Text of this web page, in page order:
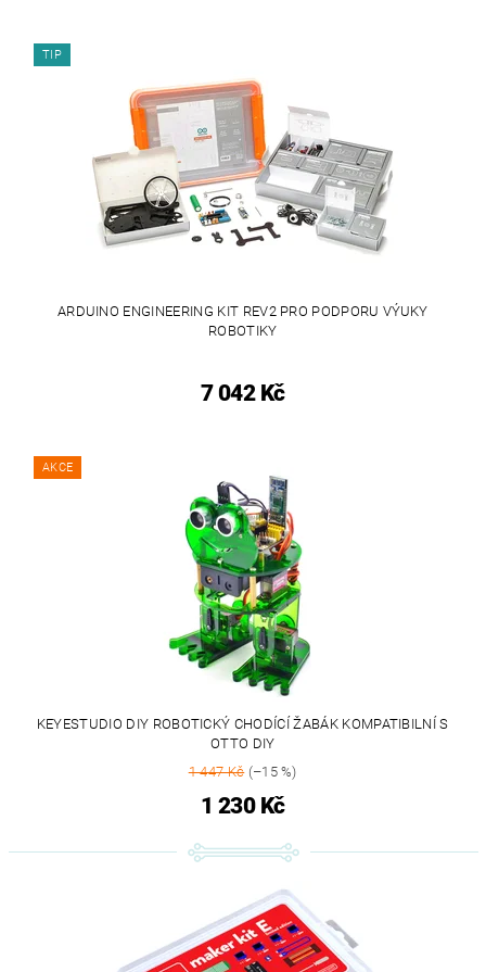
TIP
ARDUINO ENGINEERING KIT REV2 PRO PODPORU VÝUKY
ROBOTIKY
7 042 Kč
AKCE
KEYESTUDIO DIY ROBOTICKÝ CHODÍCÍ ŽABÁK KOMPATIBILNÍ S
OTTO DIY
1 447 Kč(–15 %)
1 230 Kč